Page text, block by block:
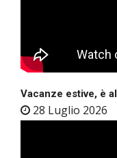
Vacanze estive, è
28 Luglio 2026